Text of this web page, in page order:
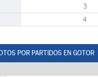
3
4
POR PARTIDOS EN GOTOR